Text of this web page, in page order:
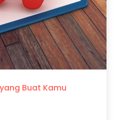
Buat Kamu